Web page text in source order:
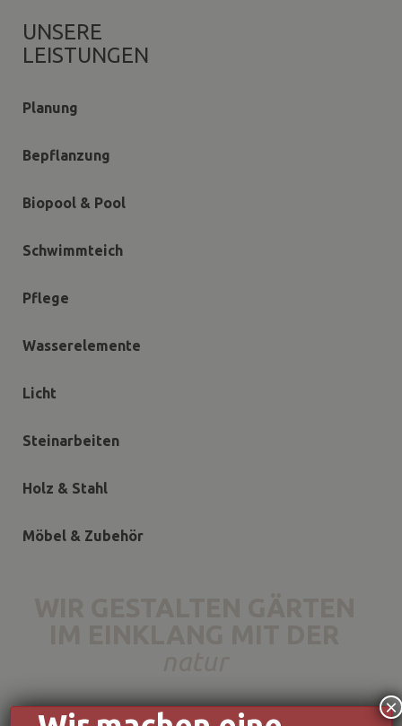
UNSERE
LEISTUNGEN
Planung
Bepflanzung
Biopool & Pool
Schwimmteich
Pflege
Wasserelemente
Licht
Steinarbeiten
Holz & Stahl
Möbel & Zubehör
×